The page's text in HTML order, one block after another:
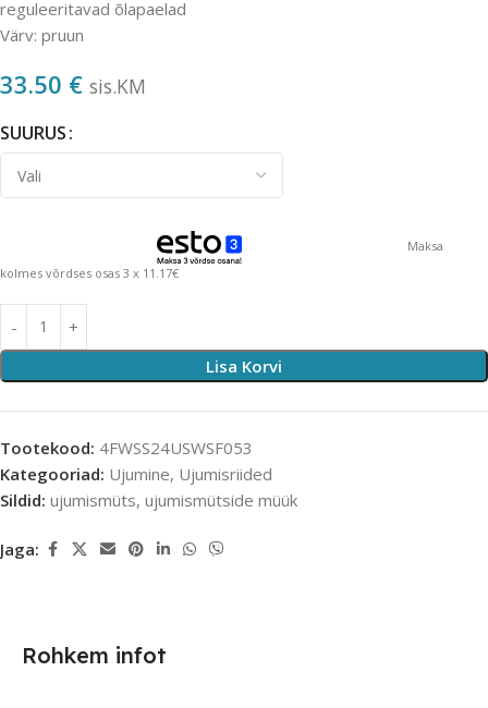
reguleeritavad õlapaelad
Värv: pruun
33.50 € sis.KM
SUURUS
Maksa
kolmes võrdses osas 3 x 11.17€
Lisa Korvi
Tootekood: 4FWSS24USWSF053
Kategooriad: Ujumine, Ujumisriided
Sildid: ujumismüts, ujumismütside müük
Jaga:
Rohkem infot